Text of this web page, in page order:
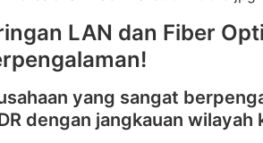
LAN dan Fiber
yang sangat
dengan jangkauan wilayah